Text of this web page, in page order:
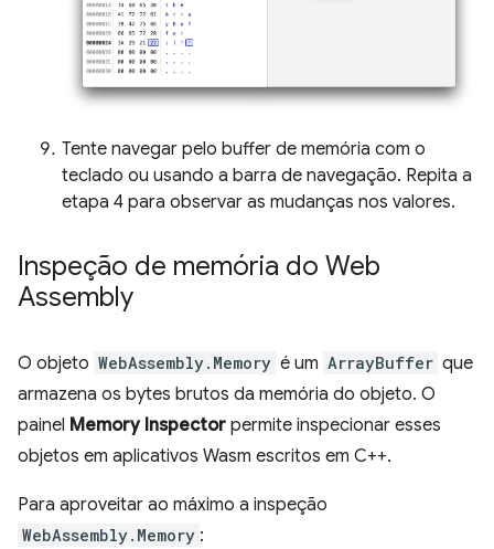
Tente navegar pelo buffer de memória com o
teclado ou usando a barra de navegação. Repita a
etapa 4 para observar as mudanças nos valores.
Inspeção de memória do Web
Assembly
O objeto WebAssembly.Memory é um ArrayBuffer que
armazena os bytes brutos da memória do objeto. O
painel Memory Inspector permite inspecionar esses
objetos em aplicativos Wasm escritos em C++.
Para aproveitar ao máximo a inspeção
WebAssembly.Memory :